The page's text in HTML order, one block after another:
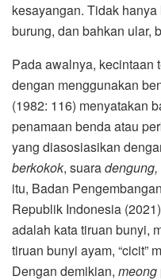
kesayangan. Tidak
burung, dan bahkan ular,
Pada awalnya, kecintaan
dengan menggunakan
(1982: 116) menyatakan
penamaan benda atau
yang diasosiasikan
berkokok, suaradengung,
itu, Badan
Republik Indonesia
adalah kata tiruan bunyi,
tiruan bunyi ayam, “cicit”
Dengan demikian, meong